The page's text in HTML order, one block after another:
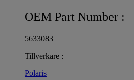
OEM Part Number :
5633083
Tillverkare :
Polaris